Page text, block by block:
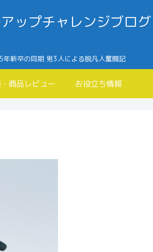
ップチャレンジブログ
年新卒の同期 男3人による脱凡人奮闘記
商品レビュー お役立ち情報